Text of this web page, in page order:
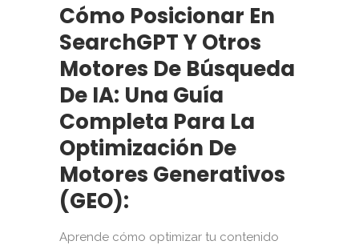
Cómo Posicionar En
SearchGPT Y Otros
Motores De Búsqueda
De IA: Una Guía
Completa Para La
Optimización De
Motores Generativos
(GEO):
Aprende cómo optimizar tu contenido